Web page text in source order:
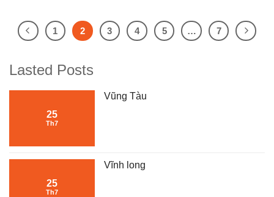
1 2 3 4 5 … 7
Lasted Posts
25
Th7
Vũng Tàu
25
Th7
Vĩnh long